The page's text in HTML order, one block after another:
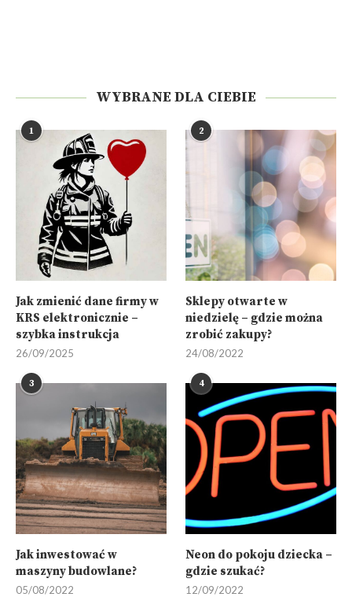
WYBRANE DLA CIEBIE
1
Jak zmienić dane firmy w
KRS elektronicznie –
szybka instrukcja
26/09/2025
2
Sklepy otwarte w
niedzielę – gdzie można
zrobić zakupy?
24/08/2022
3
Jak inwestować w
maszyny budowlane?
05/08/2022
4
Neon do pokoju dziecka –
gdzie szukać?
12/09/2022